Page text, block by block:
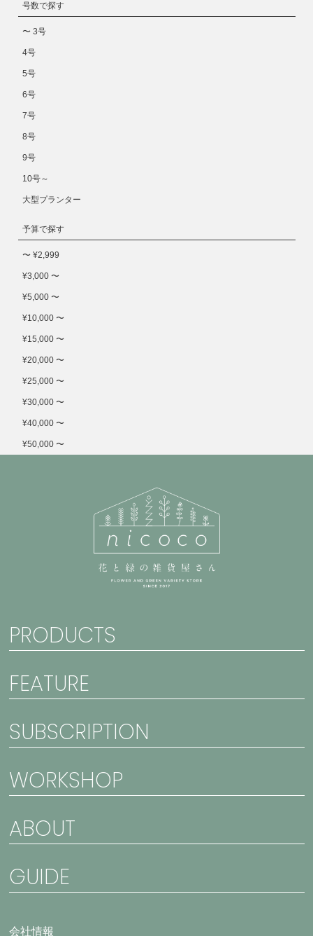
号数で探す
〜 3号
4号
5号
6号
7号
8号
9号
10号～
大型プランター
予算で探す
〜 ¥2,999
¥3,000 〜
¥5,000 〜
¥10,000 〜
¥15,000 〜
¥20,000 〜
¥25,000 〜
¥30,000 〜
¥40,000 〜
¥50,000 〜
PRODUCTS
FEATURE
SUBSCRIPTION
WORKSHOP
ABOUT
GUIDE
会社情報